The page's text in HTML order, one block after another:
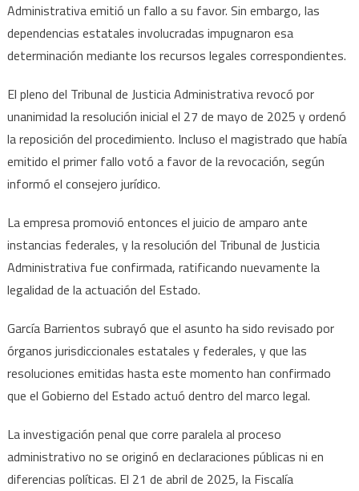
Administrativa emitió un fallo a su favor. Sin embargo, las
dependencias estatales involucradas impugnaron esa
determinación mediante los recursos legales correspondientes.
El pleno del Tribunal de Justicia Administrativa revocó por
unanimidad la resolución inicial el 27 de mayo de 2025 y ordenó
la reposición del procedimiento. Incluso el magistrado que había
emitido el primer fallo votó a favor de la revocación, según
informó el consejero jurídico.
La empresa promovió entonces el juicio de amparo ante
instancias federales, y la resolución del Tribunal de Justicia
Administrativa fue confirmada, ratificando nuevamente la
legalidad de la actuación del Estado.
García Barrientos subrayó que el asunto ha sido revisado por
órganos jurisdiccionales estatales y federales, y que las
resoluciones emitidas hasta este momento han confirmado
que el Gobierno del Estado actuó dentro del marco legal.
La investigación penal que corre paralela al proceso
administrativo no se originó en declaraciones públicas ni en
diferencias políticas. El 21 de abril de 2025, la Fiscalía